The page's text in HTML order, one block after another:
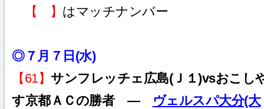
【 】 はマッチナンバー
◎７月７日(水)
【61】 サンフレッチェ広島(Ｊ１)vsおこし
す京都ＡＣの勝者 ― ヴェルスパ大分(大